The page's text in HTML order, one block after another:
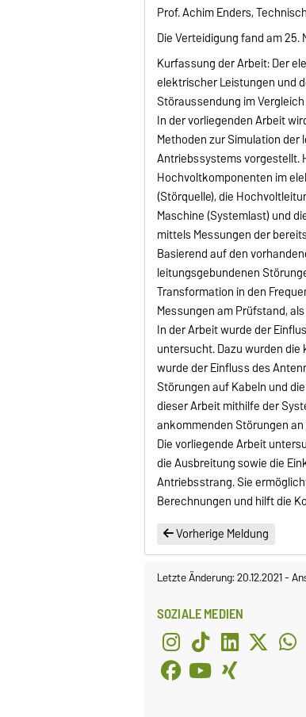
Prof. Achim Enders,
Die Verteidigung fand am
Kurfassung der Arbeit: Der
elektrischer Leistungen und
Störaussendung im
In der vorliegenden Arbeit
Methoden zur Simulation
Antriebssystems vorgestellt.
Hochvoltkomponenten im
(Störquelle), die
Maschine (Systemlast) und
mittels Messungen der
Basierend auf den
leitungsgebundenen
Transformation in den
Messungen am Prüfstand,
In der Arbeit wurde der
untersucht. Dazu wurden
wurde der Einfluss des
Störungen auf Kabeln und
dieser Arbeit mithilfe der
ankommenden Störungen
Die vorliegende Arbeit
die Ausbreitung sowie die
Antriebsstrang. Sie
Berechnungen und hilft die
Vorherige Meldung
Letzte Änderung: 20.12.2021-
SOZIALE MEDIEN